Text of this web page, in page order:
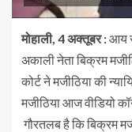
मोहाली, 4 अक्तूबर :आय
अकाली नेता बिक्रम
कोर्ट ने मजीठिया की
मजीठिया आज वीडियो
गौरतलब है कि बिक्रम